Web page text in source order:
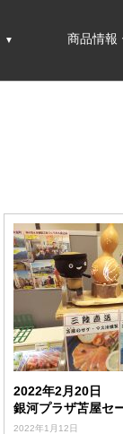
商品情報
2022年2月20日
銀河プラザ苫屋セ
2022年1月12日